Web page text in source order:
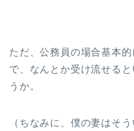
ただ、公務員の場合基本
で、なんとか受け流せる
うか。
（ちなみに、僕の妻はそ